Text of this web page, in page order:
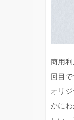
商用
回目
オリ
かに